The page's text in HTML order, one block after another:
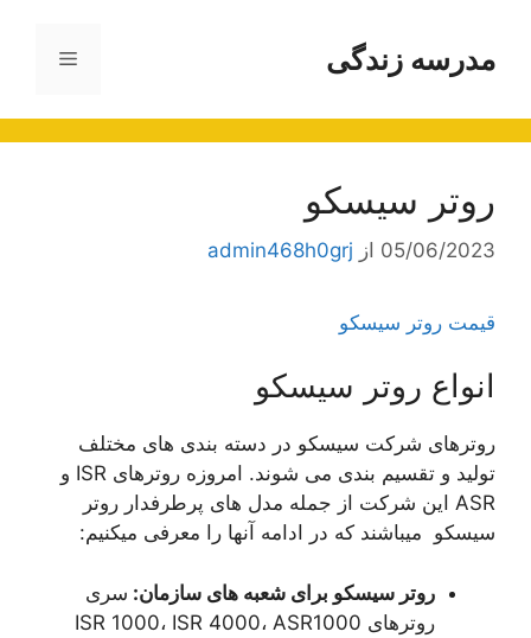
محتوامدرسه زندگی فهرست
روتر سیسکو
05/06/2023 از admin468h0grj
قیمت روتر سیسکو
انواع روتر سیسکو
روترهای شرکت سیسکو در دسته بندی های مختلف
تولید و تقسیم بندی می شوند. امروزه روترهای ISR و
ASR این شرکت از جمله مدل های پرطرفدار روتر
سیسکو میباشند که در ادامه آنها را معرفی میکنیم:
روتر سیسکو برای شعبه های سازمان: سری
روترهای ISR 1000، ISR 4000، ASR1000